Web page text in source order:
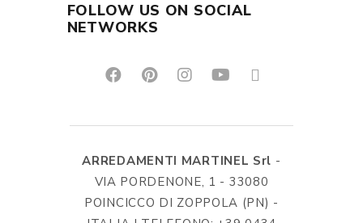
FOLLOW US ON SOCIAL
NETWORKS
ARREDAMENTI MARTINEL Srl -
VIA PORDENONE, 1 - 33080
POINCICCO DI ZOPPOLA (PN) -